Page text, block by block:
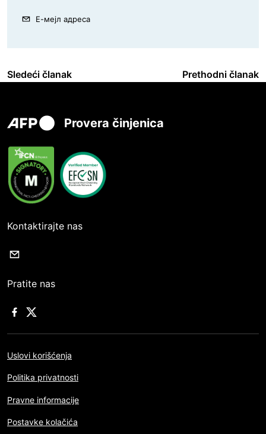
Е-мејл адреса
Sledeći članak Prethodni članak
Provera činjenica
Kontaktirajte nas
Pratite nas
Uslovi korišćenja
Politika privatnosti
Pravne informacije
Postavke kolačića